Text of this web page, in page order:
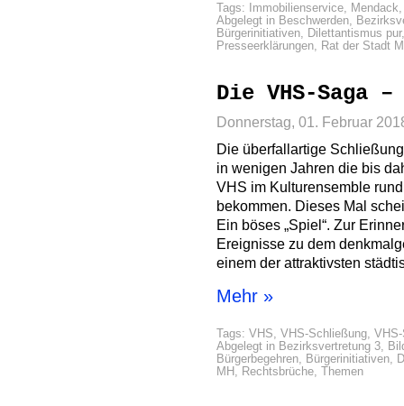
Tags: Immobilienservice, Mendack
Abgelegt in Beschwerden,
Bürgerinitiativen, Dilettantismus pur
Presseerklärungen, Rat der Stadt
Die VHS-Saga
Donnerstag, 01. Februar
Die überfallartige
in wenigen Jahren die bis
VHS im Kulturensemble
bekommen. Dieses Mal
Ein böses „Spiel“. Zur
Ereignisse zu dem
einem der attraktivsten
Mehr »
Tags: VHS, VHS-Schließung,
Abgelegt in Bezirksvertretung 3,
Bürgerbegehren, Bürgerinitiativen,
MH , Rechtsbrüche, Themen